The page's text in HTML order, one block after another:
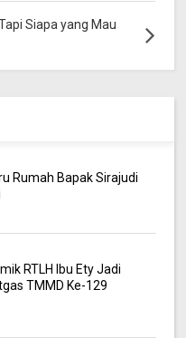
Siapa yang Mau
Rumah Bapak Sirajudi
RTLH Ibu Ety Jadi
TMMD Ke-129